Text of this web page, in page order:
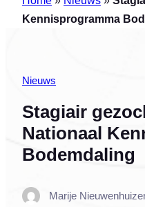
Kennisprogramma
Nieuws
Stagiair
Nationaal
Bodemdaling
Marije